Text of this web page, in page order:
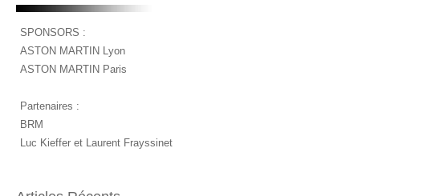
SPONSORS :
ASTON MARTIN Lyon
ASTON MARTIN Paris
Partenaires :
BRM
Luc Kieffer et Laurent Frayssinet